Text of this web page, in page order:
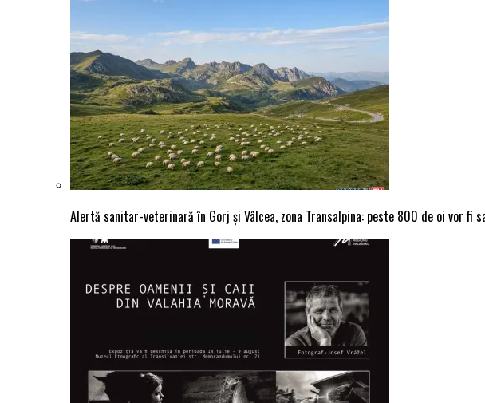
Alertă sanitar-veterinară în Gorj și Vâlcea, zona Transalpina: peste 800 de oi vor fi